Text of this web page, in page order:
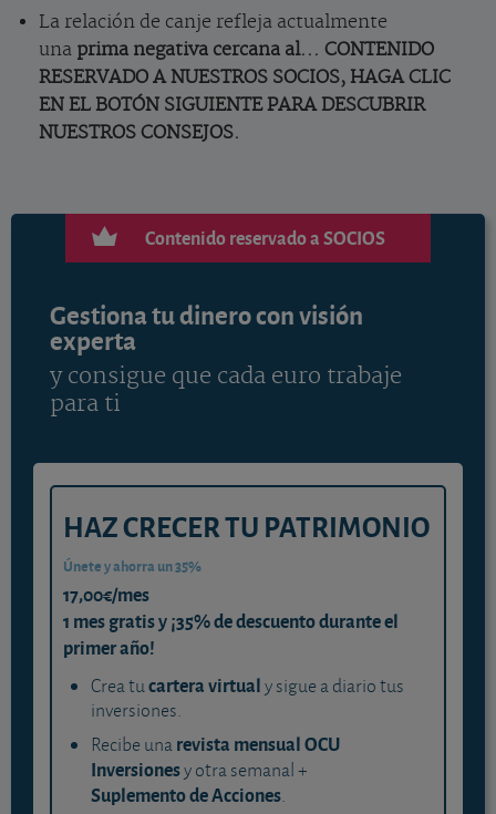
La relación de canje refleja actualmente
una prima negativa cercana al... CONTENIDO
RESERVADO A NUESTROS SOCIOS, HAGA CLIC
EN EL BOTÓN SIGUIENTE PARA DESCUBRIR
NUESTROS CONSEJOS.
Contenido reservado a SOCIOS
Gestiona tu dinero con visión
experta
y consigue que cada euro trabaje
para ti
HAZ CRECER TU PATRIMONIO
Únete y ahorra un 35%
17,00€/mes
1 mes gratis y ¡35% de descuento durante el
primer año!
Crea tucartera virtualy sigue a diario tus
inversiones.
Recibe unarevista mensual OCU
Inversionesy otra semanal +
Suplemento de Acciones.